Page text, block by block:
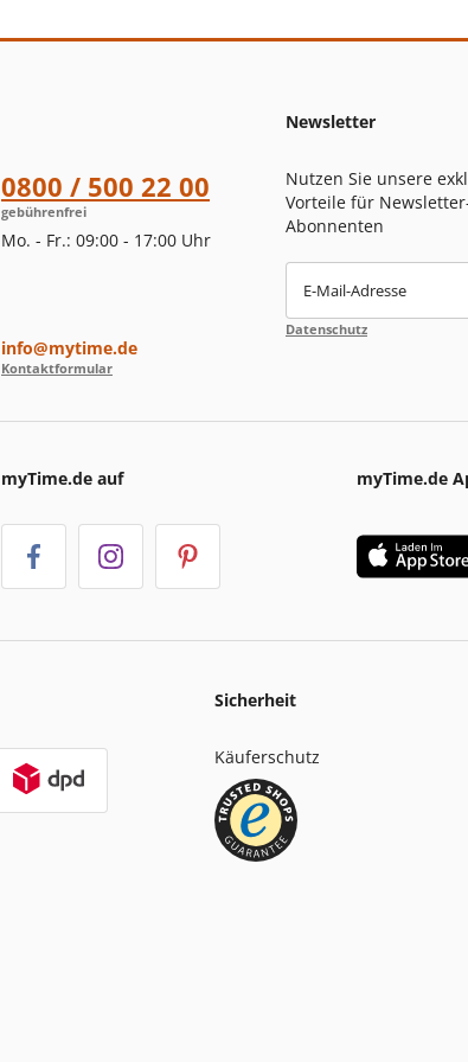
0800 / 500 22 00
gebührenfrei
Mo. - Fr.: 09:00 - 17:00 Uhr
info@mytime.de
Kontaktformular
Newsletter
Nutzen Sie unsere
Vorteile für
Abonnenten
E-Mail-Adresse
Datenschutz
myTime.de auf myTime.de
Sicherheit
Käuferschutz